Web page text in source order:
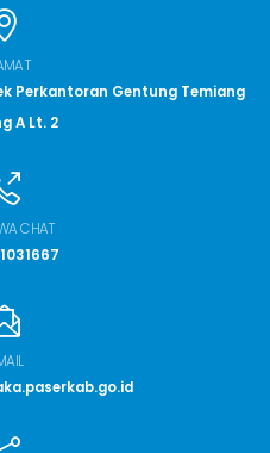
Perkantoran Gentung Temiang
A Lt. 2
CHAT